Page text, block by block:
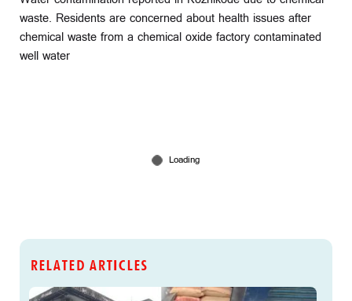
waste. Residents are concerned about health issues after
chemical waste from a chemical oxide factory contaminated
well water
RELATED ARTICLES